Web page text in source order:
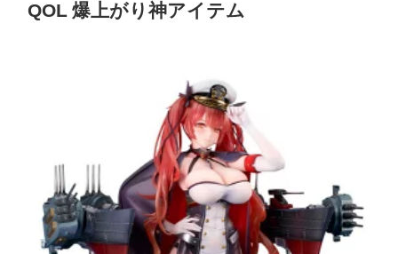
QOL 爆上がり神アイテム